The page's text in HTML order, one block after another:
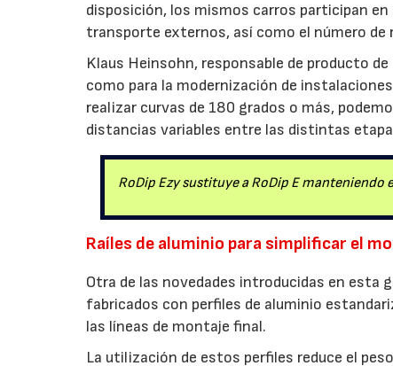
disposición, los mismos carros participan en
transporte externos, así como el número de
Klaus Heinsohn, responsable de producto
como para la modernización de
realizar curvas de 180 grados o más,
distancias variables entre las distintas
RoDip Ezy sustituye a RoDip E
Raíles de aluminio para simplificar el
Otra de las novedades introducidas en esta
fabricados con perfiles de aluminio
las líneas de montaje final.
La utilización de estos perfiles reduce el